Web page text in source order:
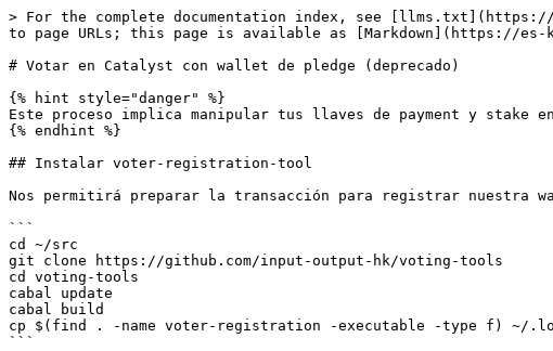
> For the complete documentation index, see [llms.txt](https://
to page URLs; this page is available as [Markdown](https://es-
# Votar en Catalyst con wallet de pledge (deprecado)
{% hint style="danger" %}
Este proceso implica manipular tus llaves de payment y stake
{% endhint %}
## Instalar voter-registration-tool
Nos permitirá preparar la transacción para registrar nuestra
```
cd ~/src
git clone https://github.com/input-output-hk/voting-tools
cd voting-tools
cabal update
cabal build
cp $(find . -name voter-registration -executable -type f) ~/
```